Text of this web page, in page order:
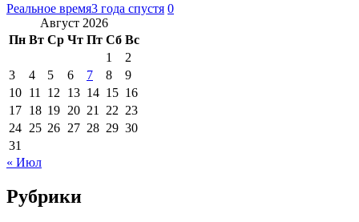
Реальное время3 года спустя 0
Август 2026
Пн Вт Ср Чт Пт Сб Вс
1
2
3
4 5 6 7 8
9
10 11 12 13 14 15 16
17 18 19 20 21 22 23
24 25 26 27 28 29 30
31
« Июл
Рубрики